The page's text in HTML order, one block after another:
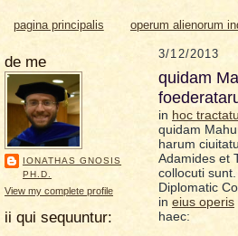
pagina principalis operum alienorum
de me
IONATHAS GNOSIS
PH.D.
View my complete profile
ii qui sequuntur:
3/12/2013
quidam
in hoc
quidam
harum
Adamides et
collocuti
Diplomatic
in eius operis
haec: